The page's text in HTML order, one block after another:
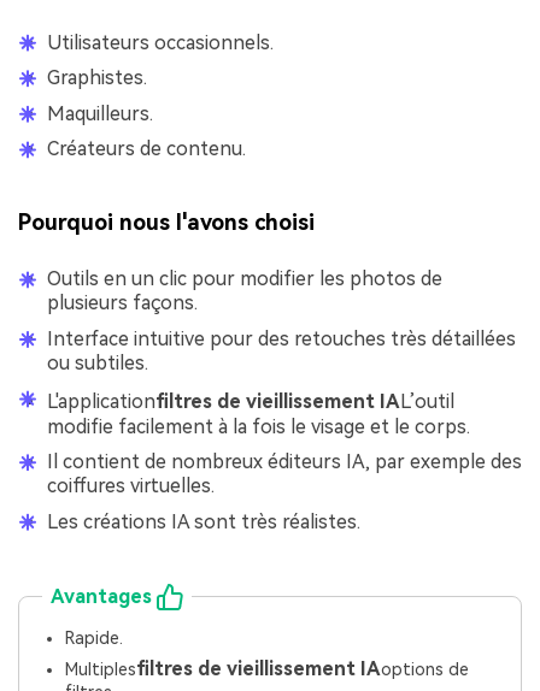
Utilisateurs occasionnels.
Graphistes.
Maquilleurs.
Créateurs de contenu.
Pourquoi nous l'avons choisi
Outils en un clic pour modifier les photos de
plusieurs façons.
Interface intuitive pour des retouches très détaillées
ou subtiles.
L'applicationfiltres de vieillissement IAL’outil
modifie facilement à la fois le visage et le corps.
Il contient de nombreux éditeurs IA, par exemple des
coiffures virtuelles.
Les créations IA sont très réalistes.
Avantages
Rapide.
Multiplesfiltres de vieillissement IAoptions de